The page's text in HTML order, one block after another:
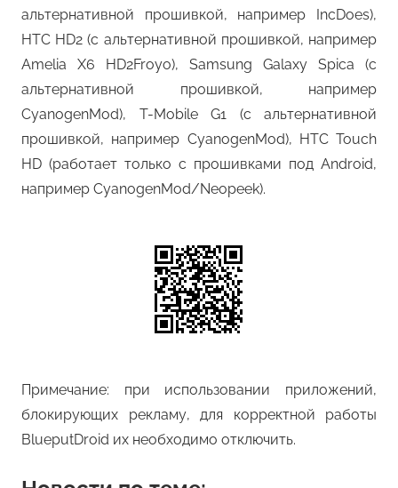
альтернативной прошивкой, например IncDoes),
HTC HD2 (с альтернативной прошивкой, например
Amelia X6 HD2Froyo), Samsung Galaxy Spica (с
альтернативной прошивкой, например
CyanogenMod), T-Mobile G1 (с альтернативной
прошивкой, например CyanogenMod), HTC Touch
HD (работает только с прошивками под Android,
например CyanogenMod/Neopeek).
Примечание: при использовании приложений,
блокирующих рекламу, для корректной работы
BlueputDroid их необходимо отключить.